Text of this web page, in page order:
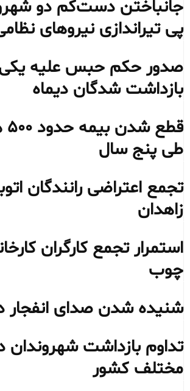
جانباختن دست‌کم دو
پی تیراندازی نیروهای
صدور حکم حبس علیه یکی
بازداشت شدگان دیماه
طی پنج سال
تجمع اعتراضی رانندگان
زاهدان
استمرار تجمع کارگران
چوب
شنیده شدن صدای انفجار
تداوم بازداشت شهروندان
مختلف کشور